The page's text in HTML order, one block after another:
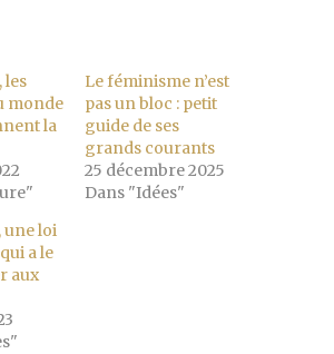
les
monde
la
Le féminisme n’est
pas un bloc : petit
guide de ses
grands courants
25 décembre 2025
Dans "Idées"
une loi
a le
aux